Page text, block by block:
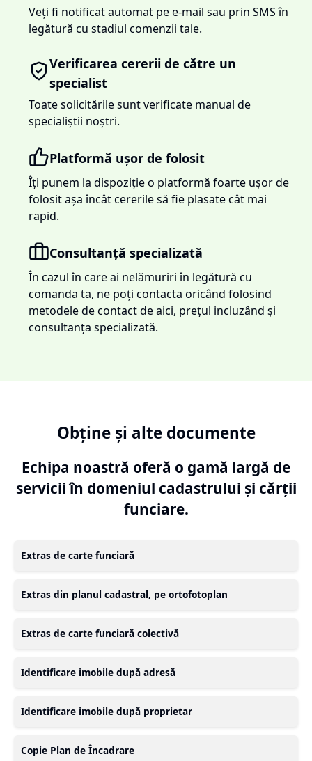
Veți fi notificat automat pe e-mail sau prin SMS în
legătură cu stadiul comenzii tale.
Verificarea cererii de către un
specialist
Toate solicitările sunt verificate manual de
specialiștii noștri.
Platformă ușor de folosit
Îți punem la dispoziție o platformă foarte ușor de
folosit așa încât cererile să fie plasate cât mai
rapid.
Consultanță specializată
În cazul în care ai nelămuriri în legătură cu
comanda ta, ne poți contacta oricând folosind
metodele de contact de aici, prețul incluzând și
consultanța specializată.
Obține și alte documente
Echipa noastră oferă o gamă largă de
servicii în domeniul cadastrului și cărții
funciare.
Extras de carte funciară
Extras din planul cadastral, pe ortofotoplan
Extras de carte funciară colectivă
Identificare imobile după adresă
Identificare imobile după proprietar
Copie Plan de Încadrare